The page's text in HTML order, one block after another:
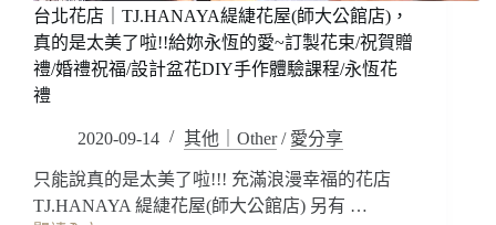
台北花店｜TJ.HANAYA緹緁花屋(師大公館店)，
真的是太美了啦!!給妳永恆的愛~訂製花束/祝賀贈
禮/婚禮祝福/設計盆花DIY手作體驗課程/永恆花
禮
2020-09-14 其他｜Other/ 愛分享
只能說真的是太美了啦!!! 充滿浪漫幸福的花店
TJ.HANAYA 緹緁花屋(師大公館店) 另有 …